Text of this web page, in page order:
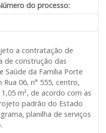
do processo:
a contratação de
de construção das
Saúde da Família Porte
06, n° 555, centro,
m², de acordo com as
padrão do Estado
planilha de serviços